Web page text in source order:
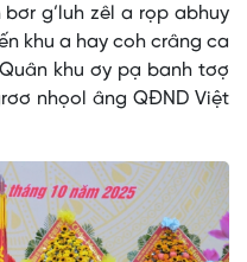
g’luh zêl a rọp abhuy
khu a hay coh crâng ca
khu ơy pạ banh tơợ
nhọol âng QĐND Việt